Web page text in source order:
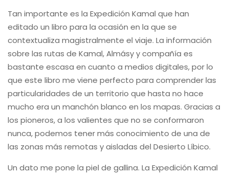
Tan importante es la Expedición Kamal que han
editado un libro para la ocasión en la que se
contextualiza magistralmente el viaje. La información
sobre las rutas de Kamal, Almásy y compañía es
bastante escasa en cuanto a medios digitales, por lo
que este libro me viene perfecto para comprender las
particularidades de un territorio que hasta no hace
mucho era un manchón blanco en los mapas. Gracias a
los pioneros, a los valientes que no se conformaron
nunca, podemos tener más conocimiento de una de
las zonas más remotas y aisladas del Desierto Líbico.
Un dato me pone la piel de gallina. La Expedición Kamal